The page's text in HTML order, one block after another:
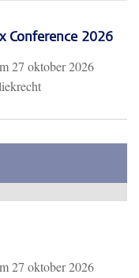
Conference 2026
27 oktober 2026
27 oktober 2026